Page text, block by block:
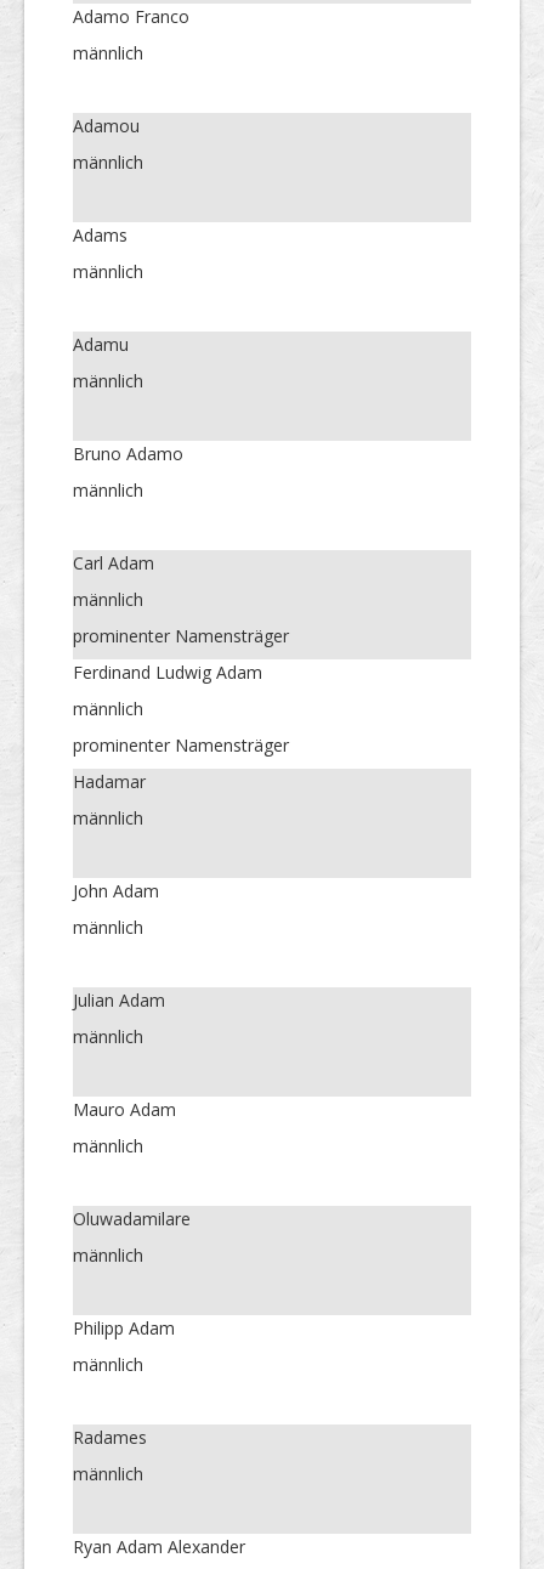
Adamo Franco
männlich
Adamou
männlich
Adams
männlich
Adamu
männlich
Bruno Adamo
männlich
Carl Adam
männlich
prominenter Namensträger
Ferdinand Ludwig Adam
männlich
prominenter Namensträger
Hadamar
männlich
John Adam
männlich
Julian Adam
männlich
Mauro Adam
männlich
Oluwadamilare
männlich
Philipp Adam
männlich
Radames
männlich
Ryan Adam Alexander